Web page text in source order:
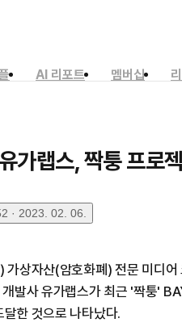
AI 리포트 멤버십
가랩스, 짝퉁 프로
· 2023. 02. 06.
가상자산(암호화폐) 전문 미디
발사 유가랩스가 최근 '짝퉁'
달한 것으로 나타났다.